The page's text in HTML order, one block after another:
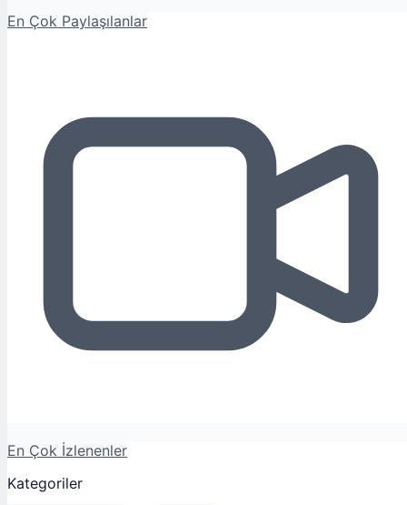
En Çok Paylaşılanlar
En Çok İzlenenler
Kategoriler